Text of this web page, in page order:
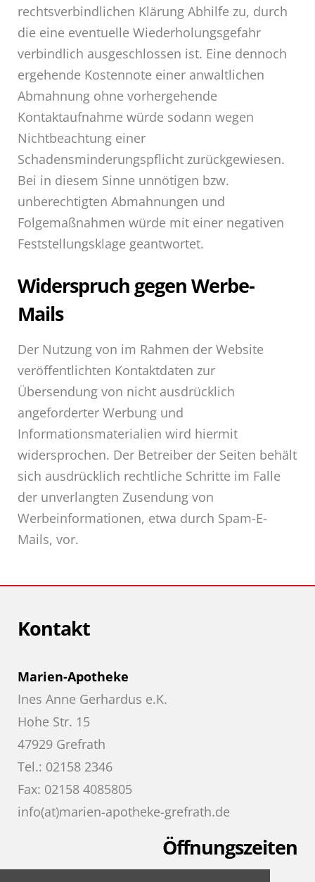
rechtsverbindlichen Klärung Abhilfe zu, durch
die eine eventuelle Wiederholungsgefahr
verbindlich ausgeschlossen ist. Eine dennoch
ergehende Kostennote einer anwaltlichen
Abmahnung ohne vorhergehende
Kontaktaufnahme würde sodann wegen
Nichtbeachtung einer
Schadensminderungspflicht zurückgewiesen.
Bei in diesem Sinne unnötigen bzw.
unberechtigten Abmahnungen und
Folgemaßnahmen würde mit einer negativen
Feststellungsklage geantwortet.
Widerspruch gegen Werbe-
Mails
Der Nutzung von im Rahmen der Website
veröffentlichten Kontaktdaten zur
Übersendung von nicht ausdrücklich
angeforderter Werbung und
Informationsmaterialien wird hiermit
widersprochen. Der Betreiber der Seiten behält
sich ausdrücklich rechtliche Schritte im Falle
der unverlangten Zusendung von
Werbeinformationen, etwa durch Spam-E-
Mails, vor.
Kontakt
Marien-Apotheke
Ines Anne Gerhardus e.K.
Hohe Str. 15
47929 Grefrath
Tel.: 02158 2346
Fax: 02158 4085805
info(at)marien-apotheke-grefrath.de
Öffnungszeiten